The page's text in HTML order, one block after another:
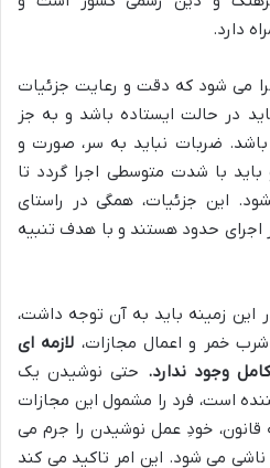
دارد.
می شود که دقت و رعایت جزئیات
در حالت ایستاده باشد و به جز
ضربات نباید به سر، صورت و
با شدت متوسطی اجرا گردد تا
این جزئیات، همگی در راستای
اجرای حدود هستند و با هدف تنبیه
این زمینه باید به آن توجه داشت،
خمر و اعمال مجازات، لازمه ای
وجود ندارد. حتی نوشیدن یک
است، فرد را مشمول این مجازات
خودِ عمل نوشیدن را جرم می
ناشی می شود. این امر تاکید می کند